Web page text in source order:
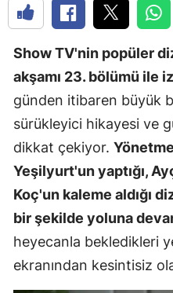
Show TV'nin popüler
akşamı 23. bölümü ile
günden itibaren büyük
sürükleyici hikayesi ve
dikkat çekiyor.
Yeşilyurt'un yaptığı,
Koç'un kaleme aldığı
bir şekilde yoluna
heyecanla bekledikleri
ekranından kesintisiz